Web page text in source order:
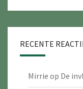
RECENTE
Mirrie op De